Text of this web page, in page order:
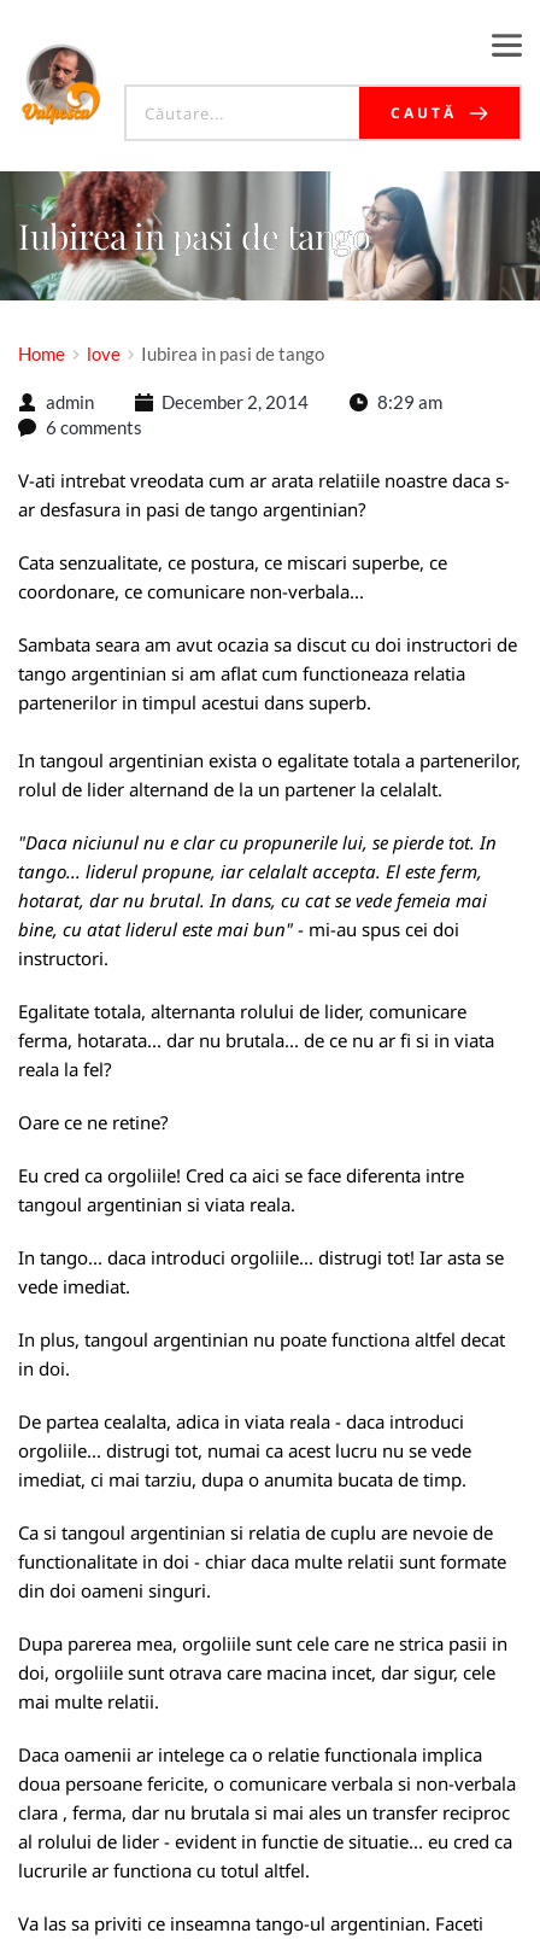
CAUTĂ
Iubirea in pasi de tango
Home love Iubirea in pasi de tango
admin December 2, 2014
8:29 am
6 comments
V-ati intrebat vreodata cum ar arata relatiile noastre daca s-
ar desfasura in pasi de tango argentinian?
Cata senzualitate, ce postura, ce miscari superbe, ce
coordonare, ce comunicare non-verbala...
Sambata seara am avut ocazia sa discut cu doi instructori de
tango argentinian si am aflat cum functioneaza relatia
partenerilor in timpul acestui dans superb.
In tangoul argentinian exista o egalitate totala a partenerilor,
rolul de lider alternand de la un partener la celalalt.
"Daca niciunul nu e clar cu propunerile lui, se pierde tot. In
tango... liderul propune, iar celalalt accepta. El este ferm,
hotarat, dar nu brutal. In dans, cu cat se vede femeia mai
bine, cu atat liderul este mai bun" - mi-au spus cei doi
instructori.
Egalitate totala, alternanta rolului de lider, comunicare
ferma, hotarata... dar nu brutala... de ce nu ar fi si in viata
reala la fel?
Oare ce ne retine?
Eu cred ca orgoliile! Cred ca aici se face diferenta intre
tangoul argentinian si viata reala.
In tango... daca introduci orgoliile... distrugi tot! Iar asta se
vede imediat.
In plus, tangoul argentinian nu poate functiona altfel decat
in doi.
De partea cealalta, adica in viata reala - daca introduci
orgoliile... distrugi tot, numai ca acest lucru nu se vede
imediat, ci mai tarziu, dupa o anumita bucata de timp.
Ca si tangoul argentinian si relatia de cuplu are nevoie de
functionalitate in doi - chiar daca multe relatii sunt formate
din doi oameni singuri.
Dupa parerea mea, orgoliile sunt cele care ne strica pasii in
doi, orgoliile sunt otrava care macina incet, dar sigur, cele
mai multe relatii.
Daca oamenii ar intelege ca o relatie functionala implica
doua persoane fericite, o comunicare verbala si non-verbala
clara , ferma, dar nu brutala si mai ales un transfer reciproc
al rolului de lider - evident in functie de situatie... eu cred ca
lucrurile ar functiona cu totul altfel.
Va las sa priviti ce inseamna tango-ul argentinian. Faceti